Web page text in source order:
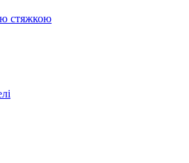
стяжкою